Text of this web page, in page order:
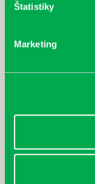
Štatistiky
Marketing